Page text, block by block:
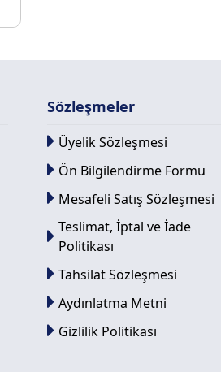
Sözleşmeler
Üyelik Sözleşmesi
Ön Bilgilendirme Formu
Mesafeli Satış Sözleşmesi
Teslimat, İptal ve İade
Politikası
Tahsilat Sözleşmesi
Aydınlatma Metni
Gizlilik Politikası